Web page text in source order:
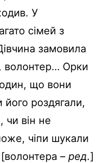
У
сімей з
замовила
волонтер… Орки
що вони
роздягали,
чи він не
чіпи шукали
– ред.]